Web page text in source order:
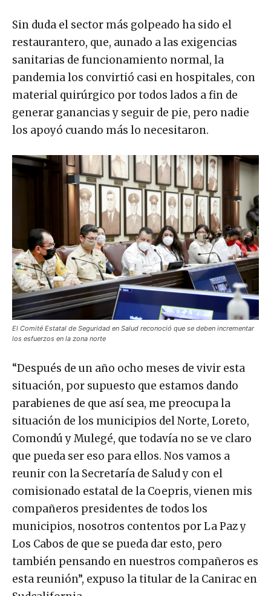
Sin duda el sector más golpeado ha sido el
restaurantero, que, aunado a las exigencias
sanitarias de funcionamiento normal, la
pandemia los convirtió casi en hospitales, con
material quirúrgico por todos lados a fin de
generar ganancias y seguir de pie, pero nadie
los apoyó cuando más lo necesitaron.
El Comité Estatal de Seguridad en Salud reconoció que se deben incrementar
los esfuerzos en la zona norte
“Después de un año ocho meses de vivir esta
situación, por supuesto que estamos dando
parabienes de que así sea, me preocupa la
situación de los municipios del Norte, Loreto,
Comondú y Mulegé, que todavía no se ve claro
que pueda ser eso para ellos. Nos vamos a
reunir con la Secretaría de Salud y con el
comisionado estatal de la Coepris, vienen mis
compañeros presidentes de todos los
municipios, nosotros contentos por La Paz y
Los Cabos de que se pueda dar esto, pero
también pensando en nuestros compañeros es
esta reunión”, expuso la titular de la Canirac en